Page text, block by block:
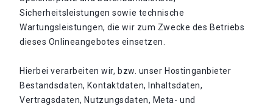
Sicherheitsleistungen sowie technische
Wartungsleistungen, die wir zum Zwecke des Betriebs
dieses Onlineangebotes einsetzen.
Hierbei verarbeiten wir, bzw. unser Hostinganbieter
Bestandsdaten, Kontaktdaten, Inhaltsdaten,
Vertragsdaten, Nutzungsdaten, Meta- und